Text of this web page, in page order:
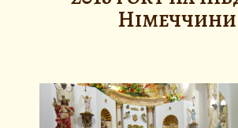
Німеччини